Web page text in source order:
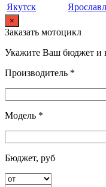
Якутск
×
Заказать мотоцикл
Укажите Ваш бюджет и
Производитель *
Модель *
Бюджет, руб